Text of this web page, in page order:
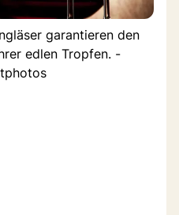
garantieren den
edlen Tropfen. -